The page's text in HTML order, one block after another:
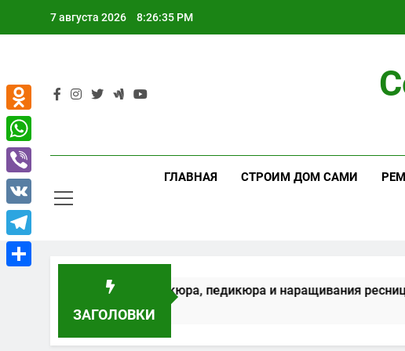
7 августа 2026 8:26:36 PM
ГЛАВНАЯ СТРОИМ ДОМ САМИ
ЗАГОЛОВКИ
для маникюра, педикюра и наращивания ресниц
Odnoklassniki
WhatsApp
Viber
VK
Telegram